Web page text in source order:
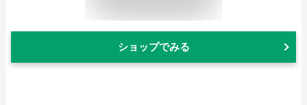
ショップでみる